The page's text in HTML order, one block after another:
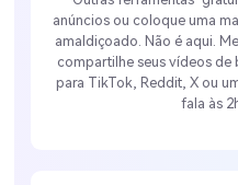
anúncios ou coloque uma
amaldiçoado. Não é aqui.
compartilhe seus vídeos
para TikTok, Reddit, X ou
fala às